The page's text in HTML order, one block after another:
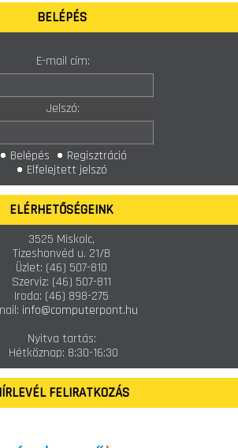
BELÉPÉS
E-mail cím:
Jelszó:
Belépés
Regisztráció
Elfelejtett jelszó
ELÉRHETŐSÉGEINK
3525 Miskolc,
Tizeshonvéd u. 21/B
Üzlet: (46) 507-810
Szerviz: (46) 507-811
Iroda: (46) 898-275
info@computerpont.hu
Nyitva tartás:
Hétköznap: 8:30-16:30
FELIRATKOZÁS